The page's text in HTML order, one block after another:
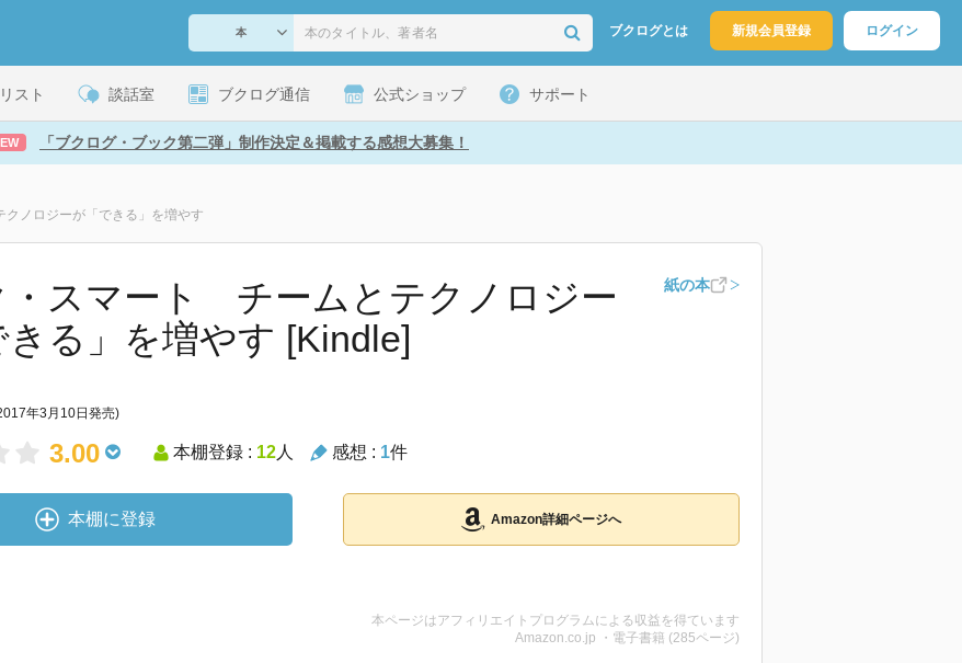
ブクログとは 新規会員登録 ログイン
スト 談話室 ブクログ通信 公式ショップ サポート
「ブクログ・ブック第二弾」制作決定＆掲載する感想大募集！
ノロジーが「できる」を増やす
・スマート チームとテクノロジー
きる」を増やす [Kindle]
紙の本
年3月10日発売)
3.00 本棚登録 : 12人 感想 : 1件
本棚に登録 Amazon詳細ページへ
本ページはアフィリエイトプログラムによる収益を得ています
Amazon.co.jp ・電子書籍 (285ページ)